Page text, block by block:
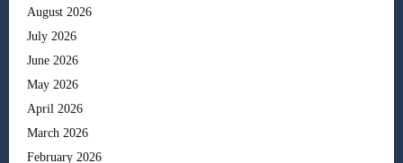
August 2026
July 2026
June 2026
May 2026
April 2026
March 2026
February 2026